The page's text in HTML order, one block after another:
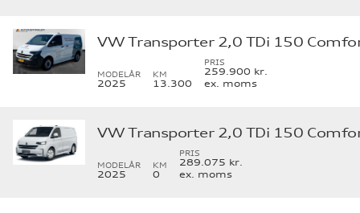
MODELÅR
2025
KM
13.300
PRIS
259.900 kr.
ex. moms
MODELÅR
2025
KM
0
PRIS
289.075 kr.
ex. moms